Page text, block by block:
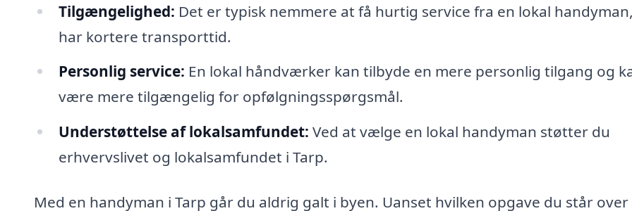
Tilgængelighed: Det er typisk nemmere at få hurtig service fra en lokal
har kortere transporttid.
Personlig service: En lokal håndværker kan tilbyde en mere personlig tilgang og
være mere tilgængelig for opfølgningsspørgsmål.
Understøttelse af lokalsamfundet: Ved at vælge en lokal handyman støtter du
erhvervslivet og lokalsamfundet i Tarp.
Med en handyman i Tarp går du aldrig galt i byen. Uanset hvilken opgave du står over